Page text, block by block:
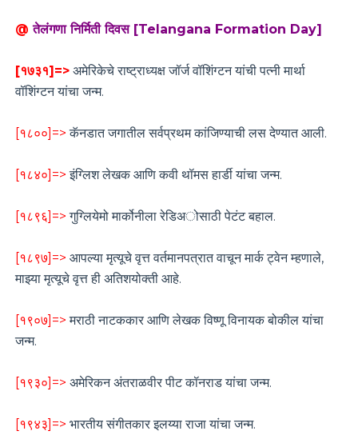
@ तेलंगणा निर्मिती दिवस [Telangana Formation Day]
[१७३१]=>अमेरिकेचे राष्ट्राध्यक्ष जॉर्ज वॉशिंग्टन यांची पत्नी मार्था
वॉशिंग्टन यांचा जन्म.
[१८००]=> कॅनडात जगातील सर्वप्रथम कांजिण्याची लस देण्यात आली.
[१८४०]=> इंग्लिश लेखक आणि कवी थॉमस हार्डी यांचा जन्म.
[१८९६]=> गुग्लियेमो मार्कोनीला रेडिअोसाठी पेटंट बहाल.
[१८९७]=> आपल्या मृत्यूचे वृत्त वर्तमानपत्रात वाचून मार्क ट्वेन म्हणाले,
माझ्या मृत्यूचे वृत्त ही अतिशयोक्ती आहे.
[१९०७]=> मराठी नाटककार आणि लेखक विष्णू विनायक बोकील यांचा
जन्म.
[१९३०]=> अमेरिकन अंतराळवीर पीट कॉनराड यांचा जन्म.
[१९४३]=> भारतीय संगीतकार इलय्या राजा यांचा जन्म.